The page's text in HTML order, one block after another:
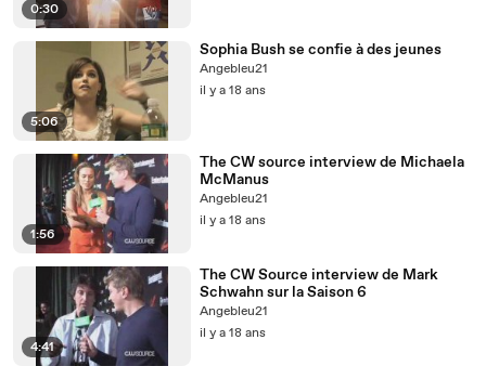
0:30
5:06
Sophia Bush se confie à des jeunes
Angebleu21
il y a 18 ans
1:56
The CW source interview de Michaela
McManus
Angebleu21
il y a 18 ans
4:41
The CW Source interview de Mark
Schwahn sur la Saison 6
Angebleu21
il y a 18 ans